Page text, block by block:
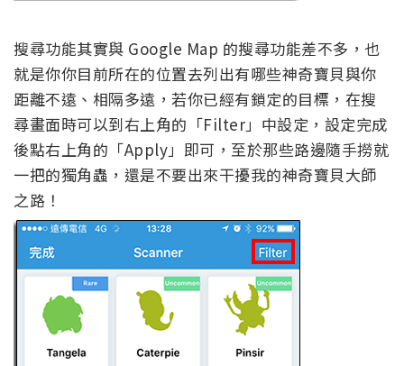
搜尋功能其實與 Google Map 的搜尋功能差不多，也
就是你你目前所在的位置去列出有哪些神奇寶貝與你
距離不遠、相隔多遠，若你已經有鎖定的目標，在搜
尋畫面時可以到右上角的「Filter」中設定，設定完成
後點右上角的「Apply」即可，至於那些路邊隨手撈就
一把的獨角蟲，還是不要出來干擾我的神奇寶貝大師
之路！